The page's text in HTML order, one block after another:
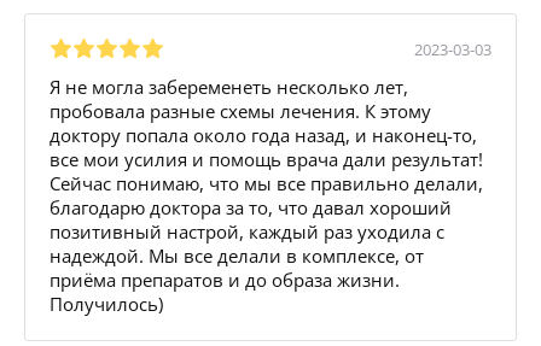
2023-03-03
Я не могла забеременеть несколько лет,
пробовала разные схемы лечения. К этому
доктору попала около года назад, и наконец-то,
все мои усилия и помощь врача дали результат!
Сейчас понимаю, что мы все правильно делали,
благодарю доктора за то, что давал хороший
позитивный настрой, каждый раз уходила с
надеждой. Мы все делали в комплексе, от
приёма препаратов и до образа жизни.
Получилось)